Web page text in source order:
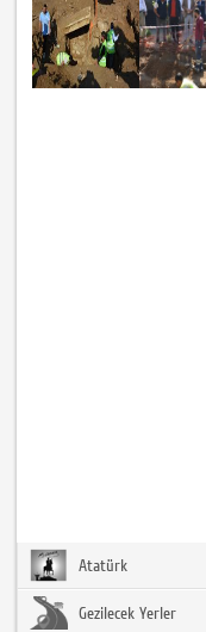
Atatürk
Gezilecek Yerler